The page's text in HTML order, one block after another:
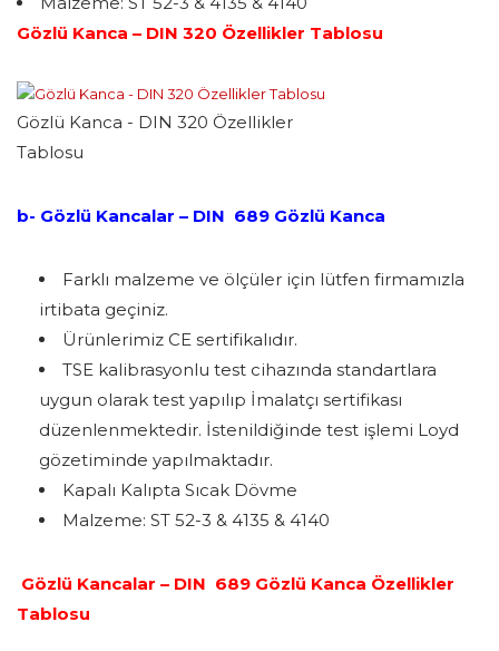
Gözlü Kanca – DIN 320 Özellikler Tablosu
Gözlü Kanca - DIN 320 Özellikler
Tablosu
b- Gözlü Kancalar – DIN 689 Gözlü Kanca
Farklı malzeme ve ölçüler için lütfen firmamızla
irtibata geçiniz.
Ürünlerimiz CE sertifikalıdır.
TSE kalibrasyonlu test cihazında standartlara
uygun olarak test yapılıp İmalatçı sertifikası
düzenlenmektedir. İstenildiğinde test işlemi Loyd
gözetiminde yapılmaktadır.
Kapalı Kalıpta Sıcak Dövme
Malzeme: ST 52-3 & 4135 & 4140
Gözlü Kancalar – DIN 689 Gözlü Kanca Özellikler
Tablosu